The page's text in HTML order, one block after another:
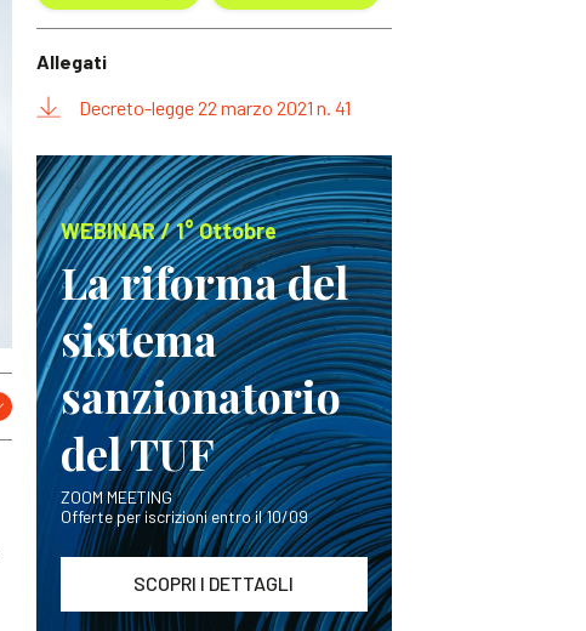
Allegati
Decreto-legge 22 marzo 2021 n. 41
WEBINAR / 1° Ottobre
La riforma del
sistema
sanzionatorio
del TUF
ZOOM MEETING
Offerte per iscrizioni entro il 10/09
SCOPRI I DETTAGLI